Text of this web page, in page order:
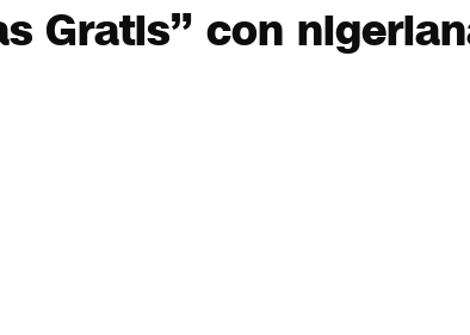
Gratis” con